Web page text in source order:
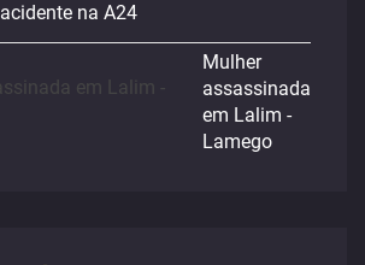
acidente na A24
Mulher
assassinada
em Lalim -
Lamego